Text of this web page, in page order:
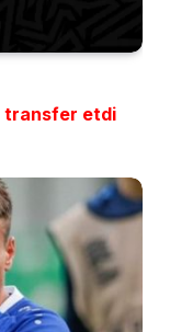
transfer etdi